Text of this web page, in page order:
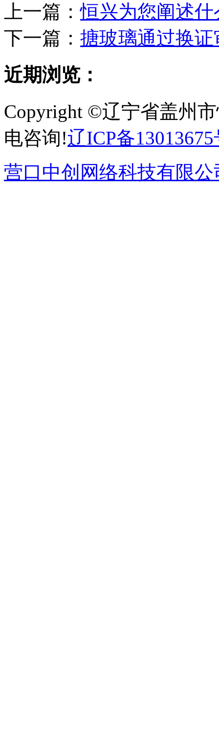
上一篇：恒兴为您阐述
下一篇： 搪玻璃通过换证
近期浏览：
Copyright ©辽宁省盖州
电咨询!辽ICP备
营口中创网络科技有限